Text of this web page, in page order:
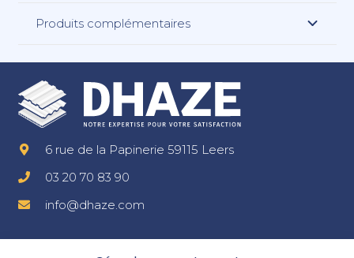
Produits complémentaires
6 rue de la Papinerie 59115 Leers
03 20 70 83 90
info@dhaze.com
Mentions légales